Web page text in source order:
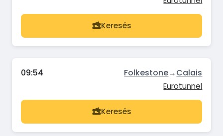
Keresés
09:54 Folkestone→Calais
Eurotunnel
Keresés